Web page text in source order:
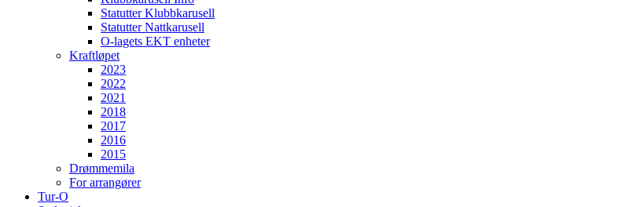
Statutter Klubbkarusell
Statutter Nattkarusell
O-lagets EKT enheter
Kraftløpet
2023
2022
2021
2018
2017
2016
2015
Drømmemila
For arrangører
Tur-O